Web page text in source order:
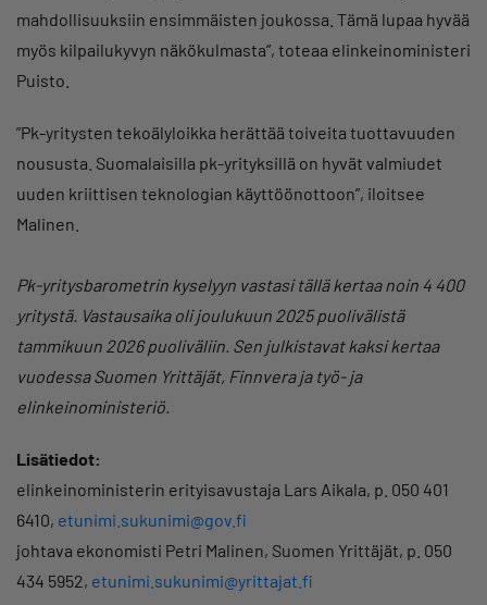
mahdollisuuksiin ensimmäisten joukossa. Tämä lupaa hyvää
myös kilpailukyvyn näkökulmasta”, toteaa elinkeinoministeri
Puisto.
”Pk-yritysten tekoälyloikka herättää toiveita tuottavuuden
noususta. Suomalaisilla pk-yrityksillä on hyvät valmiudet
uuden kriittisen teknologian käyttöönottoon”, iloitsee
Malinen.
Pk-yritysbarometrin kyselyyn vastasi tällä kertaa noin 4 400
yritystä. Vastausaika oli joulukuun 2025 puolivälistä
tammikuun 2026 puoliväliin. Sen julkistavat kaksi kertaa
vuodessa Suomen Yrittäjät, Finnvera ja työ- ja
elinkeinoministeriö.
Lisätiedot:
elinkeinoministerin erityisavustaja Lars Aikala, p. 050 401
6410, etunimi.sukunimi@gov.fi
johtava ekonomisti Petri Malinen, Suomen Yrittäjät, p. 050
434 5952, etunimi.sukunimi@yrittajat.fi